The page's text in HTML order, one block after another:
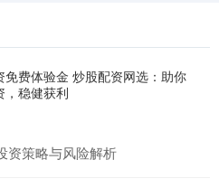
免费体验金 炒股配资网选：助你
，稳健获利
资策略与风险解析